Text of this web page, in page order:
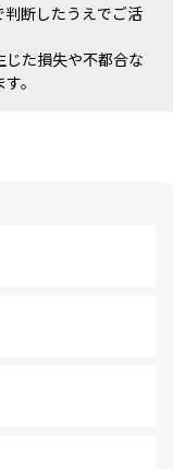
判断したうえでご活
た損失や不都合な
。